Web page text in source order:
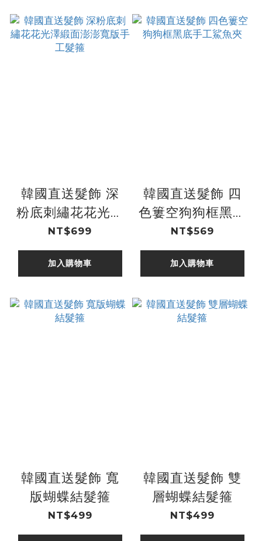
韓國直送髮飾 深
粉底刺繡花花光澤
緞面澎澎寬版手工
髮箍
NT$699
加入購物車
韓國直送髮飾 四
色簍空狗狗框黑底
手工鯊魚夾
NT$569
加入購物車
韓國直送髮飾 寬
版蝴蝶結髮箍
NT$499
韓國直送髮飾 雙
層蝴蝶結髮箍
NT$499